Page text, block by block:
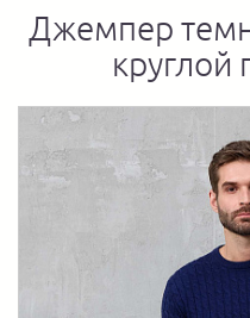
Джемпер
круглой